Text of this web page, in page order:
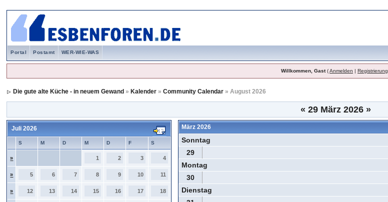
Portal Postamt WER-WIE-WAS
Willkommen, Gast(Anmelden | Registrierung
Die gute alte Küche - in neuem Gewand » Kalender »Community Calendar » August 2026
« 29 März 2026 »
Juli 2026
S M D M D F S
» 1 2 3 4
» 5 6 7 8 9 10 11
» 12 13 14 15 16 17 18
März 2026
Sonntag
29
Montag
30
Dienstag